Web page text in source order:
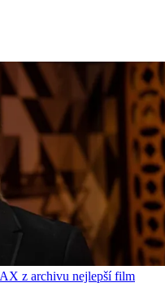
z archivu nejlepší film